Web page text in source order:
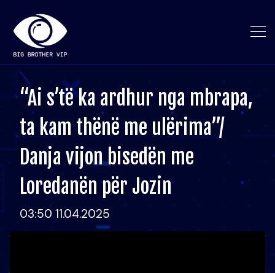
“Ai s’të ka ardhur nga mbrapa,
ta kam thënë me ulërima”/
Danja vijon bisedën me
Loredanën për Jozin
03:50 11.04.2025